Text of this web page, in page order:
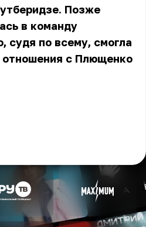
Позже
в команду
судя по всему, смогла
отношения с Плющенко